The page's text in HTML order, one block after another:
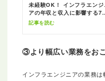
未経験OK！ インフラエンジ
アの年収と収入に影響する7
の要素
記事を読む
③より幅広い業務をお
インフラエンジニアの業務